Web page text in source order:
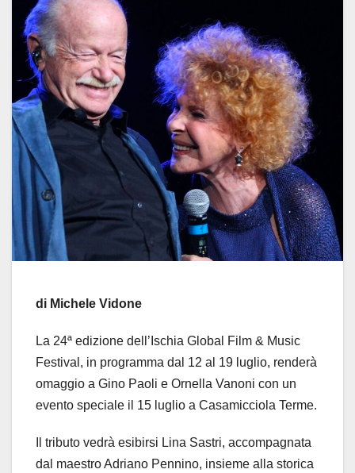
di Michele Vidone
La 24ª edizione dell’Ischia Global Film & Music
Festival, in programma dal 12 al 19 luglio, renderà
omaggio a Gino Paoli e Ornella Vanoni con un
evento speciale il 15 luglio a Casamicciola Terme.
Il tributo vedrà esibirsi Lina Sastri, accompagnata
dal maestro Adriano Pennino, insieme alla storica